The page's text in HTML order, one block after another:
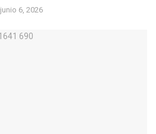
junio 6, 2026